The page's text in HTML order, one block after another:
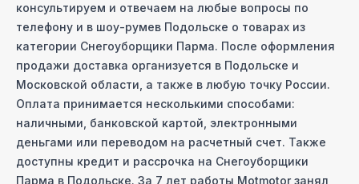
консультируем и отвечаем на любые вопросы по
телефону и в шоу-румев Подольске о товарах из
категории Снегоуборщики Парма. После оформления
продажи доставка организуется в Подольске и
Московcкой области, а также в любую точку России.
Оплата принимается несколькими способами:
наличными, банковской картой, электронными
деньгами или переводом на расчетный счет. Также
доступны кредит и рассрочка на Снегоуборщики
Парма в Подольске. За 7 лет работы Motmotor занял